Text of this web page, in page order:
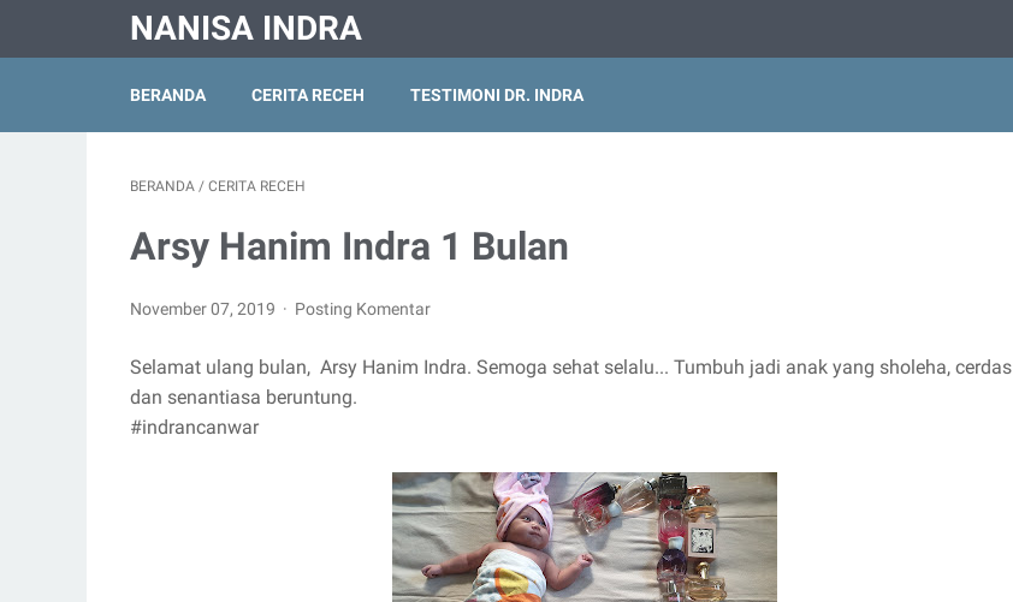
NANISA INDRA
BERANDA CERITA RECEH TESTIMONI DR. INDRA
BERANDA / CERITA RECEH
Arsy Hanim Indra 1 Bulan
November 07, 2019 Posting Komentar
Selamat ulang bulan, Arsy Hanim Indra. Semoga sehat selalu... Tumbuh jadi anak yang sholeha, cerdas
dan senantiasa beruntung.
#indrancanwar